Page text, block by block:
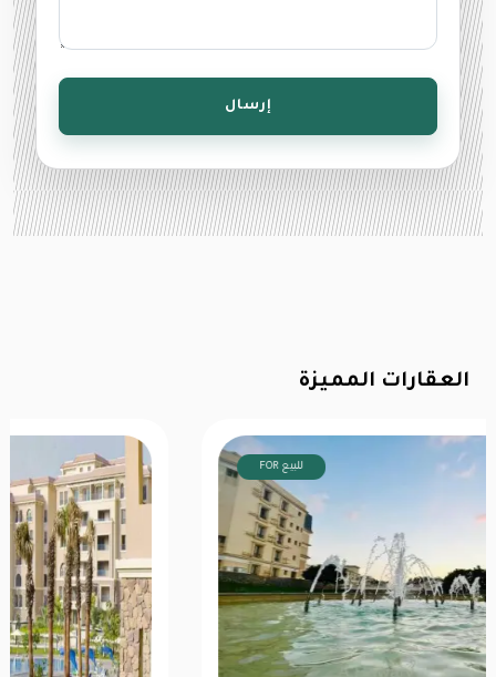
إرسال
العقارات المميزة
FOR للبيع